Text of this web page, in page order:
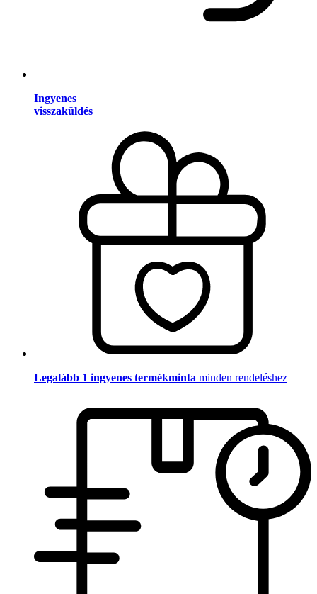
Ingyenes
visszaküldés
Legalább 1 ingyenes termékminta minden rendeléshez